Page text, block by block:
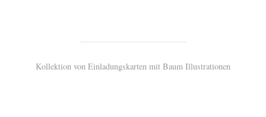
Kollektion von Einladungskarten mit Baum Illustrationen